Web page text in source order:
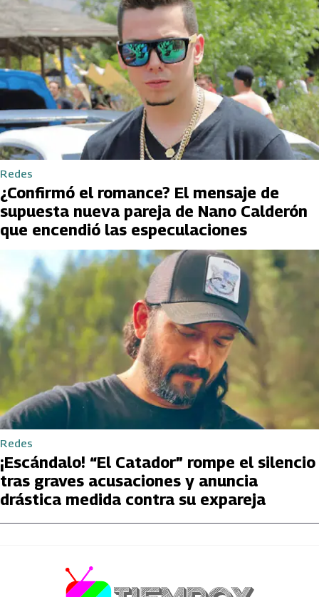
Redes
¿Confirmó el romance? El mensaje de
supuesta nueva pareja de Nano Calderón
que encendió las especulaciones
Redes
¡Escándalo! “El Catador” rompe el silencio
tras graves acusaciones y anuncia
drástica medida contra su expareja